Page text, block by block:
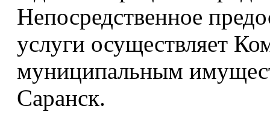
Непосредственное
услуги осуществляет
муниципальным
Саранск.